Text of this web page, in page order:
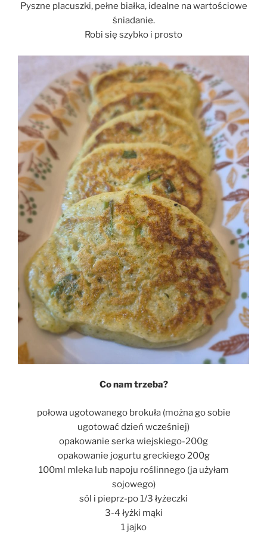
Pyszne placuszki, pełne białka, idealne na wartościowe
śniadanie.
Robi się szybko i prosto
Co nam trzeba?
połowa ugotowanego brokuła (można go sobie
ugotować dzień wcześniej)
opakowanie serka wiejskiego-200g
opakowanie jogurtu greckiego 200g
100ml mleka lub napoju roślinnego (ja użyłam
sojowego)
sól i pieprz-po 1/3 łyżeczki
3-4 łyżki mąki
1 jajko